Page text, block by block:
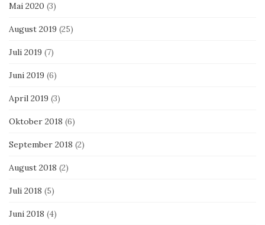
Mai 2020 (3)
August 2019 (25)
Juli 2019 (7)
Juni 2019 (6)
April 2019 (3)
Oktober 2018 (6)
September 2018 (2)
August 2018 (2)
Juli 2018 (5)
Juni 2018 (4)